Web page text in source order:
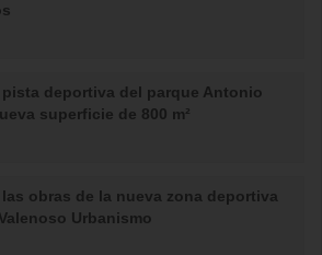
deportiva del parque Antonio
superficie de 800 m²
obras de la nueva zona deportiva
Urbanismo